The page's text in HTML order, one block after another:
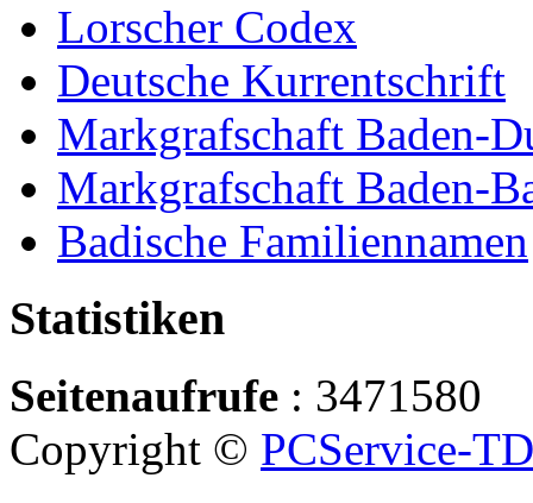
Lorscher Codex
Deutsche Kurrentschrift
Markgrafschaft Baden-
Markgrafschaft Baden-
Badische Familiennamen
Statistiken
Seitenaufrufe : 3471580
Copyright © PCService-TD